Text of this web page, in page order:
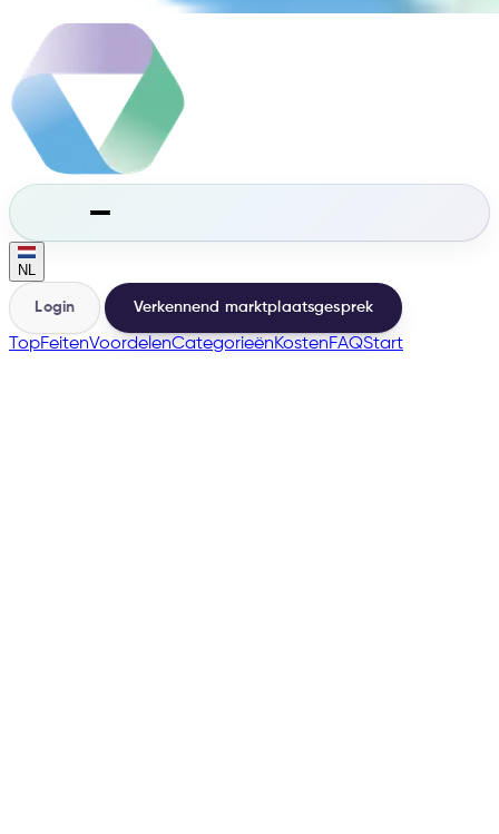
NL
Login Verkennend marktplaatsgesprek
TopFeitenVoordelenCategorieënKostenFAQStart